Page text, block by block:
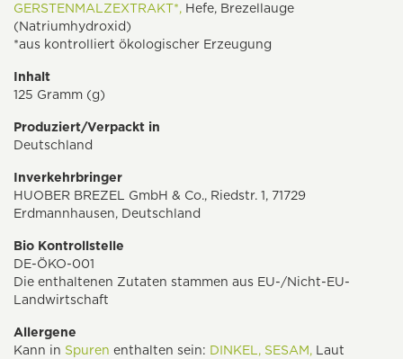
GERSTENMALZEXTRAKT*, Hefe, Brezellauge
(Natriumhydroxid)
*aus kontrolliert ökologischer Erzeugung
Inhalt
125 Gramm (g)
Produziert/Verpackt in
Deutschland
Inverkehrbringer
HUOBER BREZEL GmbH & Co., Riedstr. 1, 71729
Erdmannhausen, Deutschland
Bio Kontrollstelle
DE-ÖKO-001
Die enthaltenen Zutaten stammen aus EU-/Nicht-EU-
Landwirtschaft
Allergene
Kann in Spuren enthalten sein: DINKEL, SESAM, Laut